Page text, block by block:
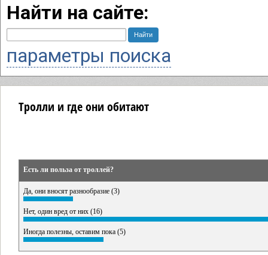
Найти на сайте:
параметры поиска
Тролли и где они обитают
Есть ли польза от троллей?
Да, они вносят разнообразие (3)
Нет, один вред от них (16)
Иногда полезны, оставим пока (5)